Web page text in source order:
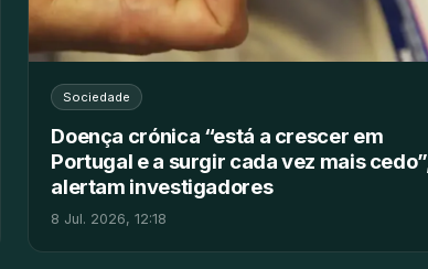
Sociedade
Doença crónica “está a crescer em
Portugal e a surgir cada vez mais cedo”,
alertam investigadores
8 Jul. 2026, 12:18